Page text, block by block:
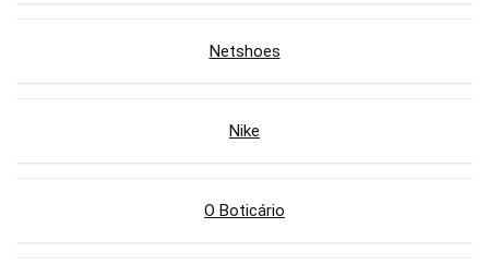
Netshoes
Nike
O Boticário